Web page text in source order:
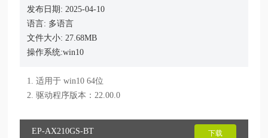
发布日期: 2025-04-10
语言: 多语言
文件大小: 27.68MB
操作系统:win10
1. 适用于 win10 64位
2. 驱动程序版本：22.00.0
EP-AX210GS-BT 下载